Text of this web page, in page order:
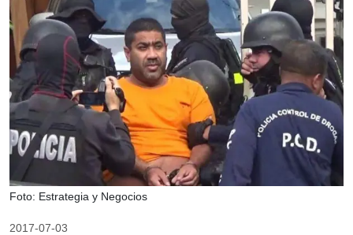
Foto: Estrategia y Negocios
2017-07-03